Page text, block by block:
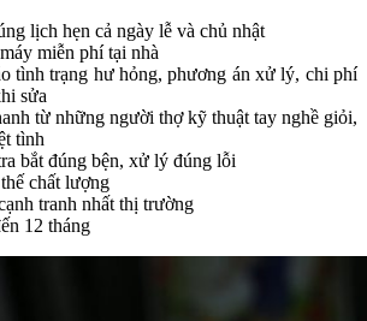
lịch hẹn cả ngày lễ và chủ nhật
miễn phí tại nhà
tình trạng hư hỏng, phương án xử lý, chi phí
sửa
từ những người thợ kỹ thuật tay nghề giỏi,
tình
bắt đúng bện, xử lý đúng lỗi
chất lượng
tranh nhất thị trường
12 tháng